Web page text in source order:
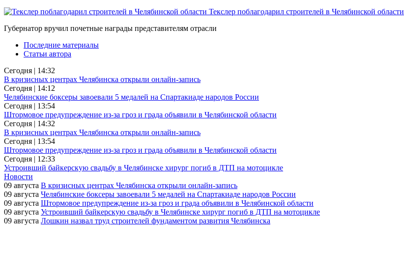
Текслер поблагодарил строителей в Челябинской области
Губернатор вручил почетные награды представителям отрасли
Последние материалы
Статьи автора
Сегодня | 14:32
В кризисных центрах Челябинска открыли онлайн-запись
Сегодня | 14:12
Челябинские боксеры завоевали 5 медалей на Спартакиаде народов России
Сегодня | 13:54
Штормовое предупреждение из-за гроз и града объявили в Челябинской области
Сегодня | 14:32
В кризисных центрах Челябинска открыли онлайн-запись
Сегодня | 13:54
Штормовое предупреждение из-за гроз и града объявили в Челябинской области
Сегодня | 12:33
Устроивший байкерскую свадьбу в Челябинске хирург погиб в ДТП на мотоцикле
Новости
09 августа В кризисных центрах Челябинска открыли онлайн-запись
09 августа Челябинские боксеры завоевали 5 медалей на Спартакиаде народов России
09 августа Штормовое предупреждение из-за гроз и града объявили в Челябинской области
09 августа Устроивший байкерскую свадьбу в Челябинске хирург погиб в ДТП на мотоцикле
09 августа Лошкин назвал труд строителей фундаментом развития Челябинска